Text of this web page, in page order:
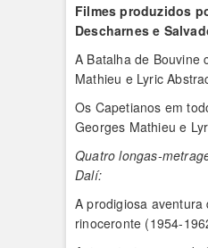
Filmes produzidos
Descharnes e
A Batalha de Bouvine
Mathieu e Lyric
Os Capetianos em
Georges Mathieu e
Quatro longas-
Dalí:
A prodigiosa aventura
rinoceronte (1954-